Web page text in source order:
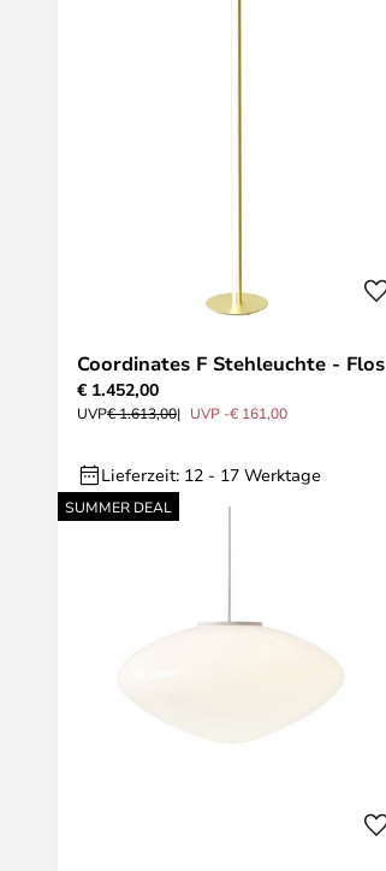
Coordinates F Stehleuchte - Flos
€ 1.452,00
UVP€ 1.613,00 UVP -€ 161,00
Lieferzeit: 12 - 17 Werktage
SUMMER DEAL